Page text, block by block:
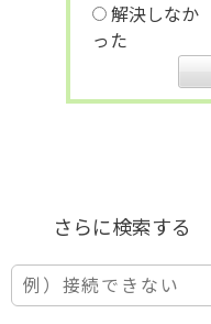
解決しなか
った